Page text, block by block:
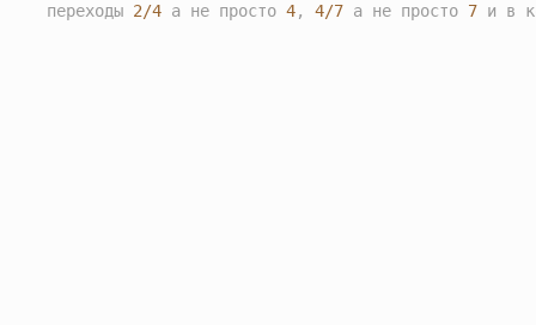
пepexoды 2/4 a нe пpocтo 4, 4/7 a нe пpocтo 7 и в